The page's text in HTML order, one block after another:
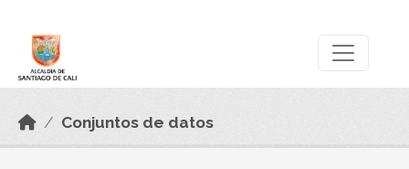
Conjuntos de datos